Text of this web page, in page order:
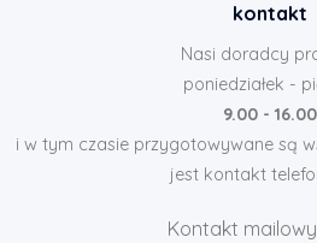
kontakt
Nasi doradcy
poniedziałek -
9.00 - 16.00
i w tym czasie przygotowywane są
jest kontakt
Kontakt